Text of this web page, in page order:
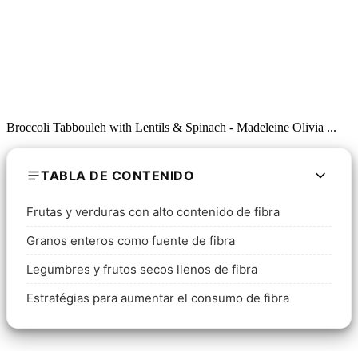
Broccoli Tabbouleh with Lentils & Spinach - Madeleine Olivia ...
TABLA DE CONTENIDO
Frutas y verduras con alto contenido de fibra
Granos enteros como fuente de fibra
Legumbres y frutos secos llenos de fibra
Estratégias para aumentar el consumo de fibra